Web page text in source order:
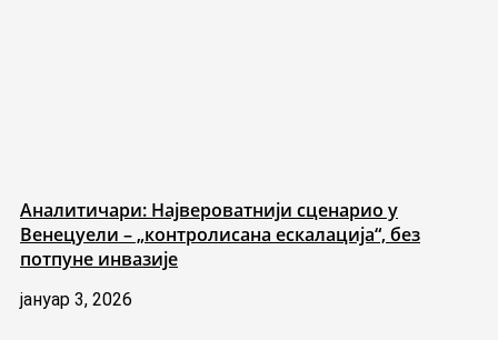
Аналитичари: Највероватнији сценарио у
Венецуели – „контролисана ескалација“, без
потпуне инвазије
јануар 3, 2026